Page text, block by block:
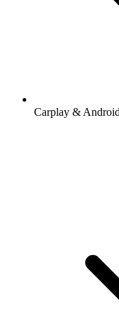
Carplay &